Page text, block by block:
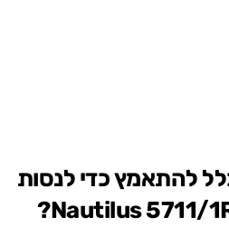
להתאמץ כדי לנסות